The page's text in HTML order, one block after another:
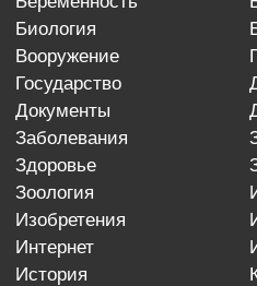
биология
вооружение
государство
документы
заболевания
здоровье
зоология
изобретения
интернет
история